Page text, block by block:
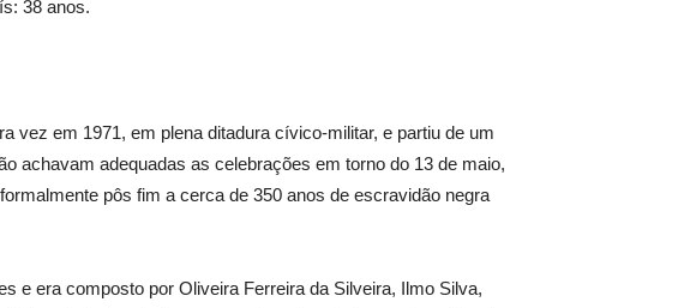
38 anos.
vez em 1971, em plena ditadura cívico-militar, e partiu de um
achavam adequadas as celebrações em torno do 13 de maio,
pôs fim a cerca de 350 anos de escravidão negra
e era composto por Oliveira Ferreira da Silveira, Ilmo Silva,